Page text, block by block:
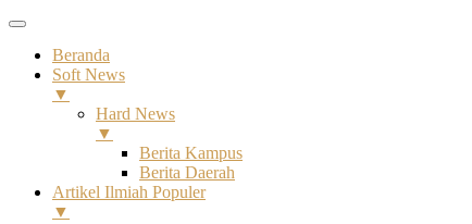
Beranda
Soft News
▼
Hard News
▼
Berita Kampus
Berita Daerah
Artikel Ilmiah Populer
▼